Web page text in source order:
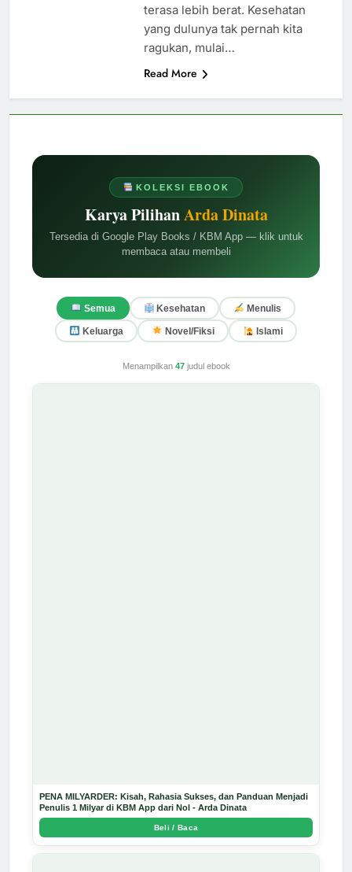
KOLEKSI EBOOK
Karya PilihanArda Dinata
Tersedia di Google Play Books / KBM App — klik untuk
membaca atau membeli
Semua Kesehatan Menulis
Keluarga Novel/Fiksi Islami
Menampilkan 47judul ebook
PENA MILYARDER: Kisah, Rahasia Sukses, dan Panduan Menjadi
Penulis 1 Milyar di KBM App dari Nol - Arda Dinata
Beli / Baca
terasa lebih berat. Kesehatan
yang dulunya tak pernah kita
ragukan, mulai…
Read More